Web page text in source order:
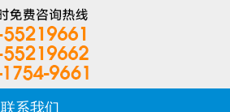
联系我们